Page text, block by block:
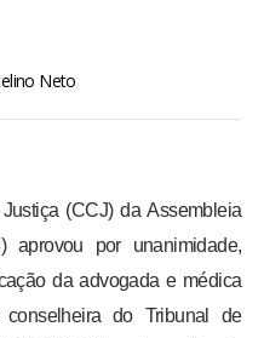
Neto
(CCJ) da Assembleia
aprovou por unanimidade,
da advogada e médica
do Tribunal de